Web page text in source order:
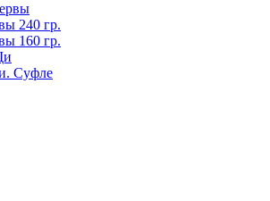
240 гр.
160 гр.
Суфле